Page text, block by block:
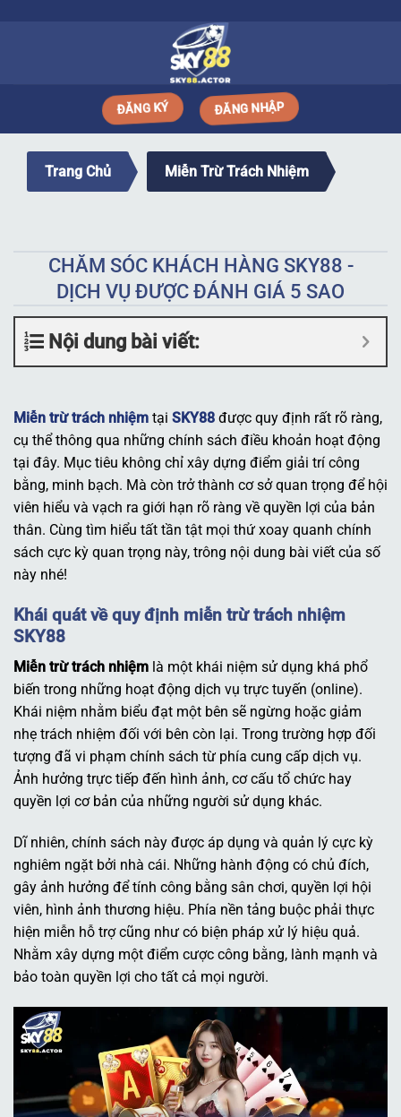
ĐĂNG KÝ ĐĂNG NHẬP
Trang Chủ Miễn Trừ Trách Nhiệm
CHĂM SÓC KHÁCH HÀNG SKY88 -
DỊCH VỤ ĐƯỢC ĐÁNH GIÁ 5 SAO
Nội dung bài viết:
Miễn trừ trách nhiệm tại SKY88 được quy định rất rõ ràng,
cụ thể thông qua những chính sách điều khoản hoạt động
tại đây. Mục tiêu không chỉ xây dựng điểm giải trí công
bằng, minh bạch. Mà còn trở thành cơ sở quan trọng để hội
viên hiểu và vạch ra giới hạn rõ ràng về quyền lợi của bản
thân. Cùng tìm hiểu tất tần tật mọi thứ xoay quanh chính
sách cực kỳ quan trọng này, trông nội dung bài viết của số
này nhé!
Khái quát về quy định miễn trừ trách nhiệm
SKY88
Miễn trừ trách nhiệm là một khái niệm sử dụng khá phổ
biến trong những hoạt động dịch vụ trực tuyến (online).
Khái niệm nhằm biểu đạt một bên sẽ ngừng hoặc giảm
nhẹ trách nhiệm đối với bên còn lại. Trong trường hợp đối
tượng đã vi phạm chính sách từ phía cung cấp dịch vụ.
Ảnh hưởng trực tiếp đến hình ảnh, cơ cấu tổ chức hay
quyền lợi cơ bản của những người sử dụng khác.
Dĩ nhiên, chính sách này được áp dụng và quản lý cực kỳ
nghiêm ngặt bởi nhà cái. Những hành động có chủ đích,
gây ảnh hưởng để tính công bằng sân chơi, quyền lợi hội
viên, hình ảnh thương hiệu. Phía nền tảng buộc phải thực
hiện miễn hỗ trợ cũng như có biện pháp xử lý hiệu quả.
Nhằm xây dựng một điểm cược công bằng, lành mạnh và
bảo toàn quyền lợi cho tất cả mọi người.